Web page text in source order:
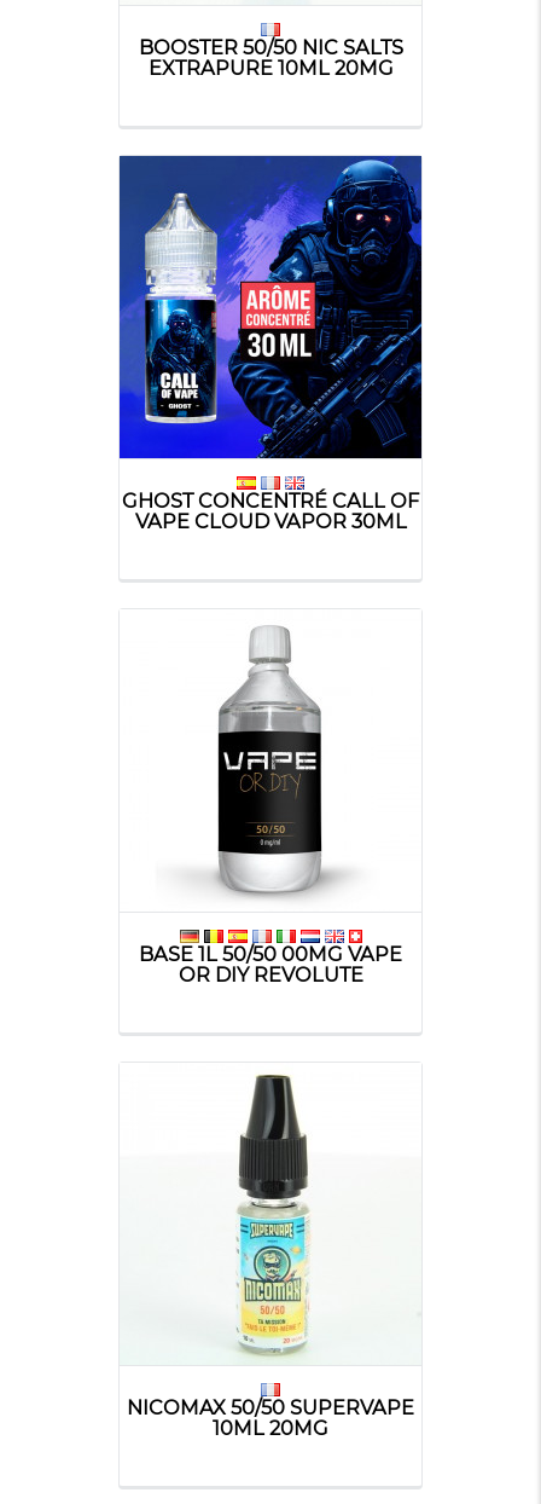
BOOSTER 50/50 NIC SALTS
EXTRAPURE 10ML 20MG
GHOST CONCENTRÉ CALL OF
VAPE CLOUD VAPOR 30ML
BASE 1L 50/50 00MG VAPE
OR DIY REVOLUTE
NICOMAX 50/50 SUPERVAPE
10ML 20MG